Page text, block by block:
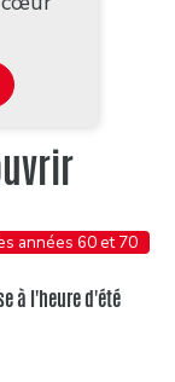
années 60 et 70
à l'heure d'été